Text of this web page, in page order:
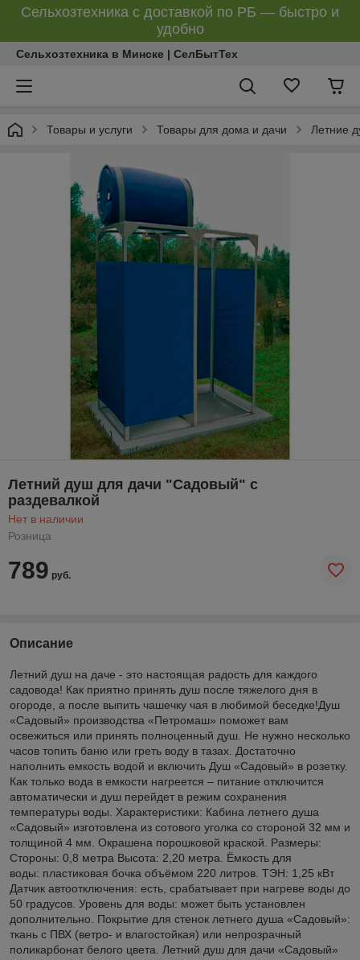
Сельхозтехника с доставкой по РБ — быстро и
удобно
Сельхозтехника в Минске | СелБытТех
Товары и услуги Товары для дома и дачи Летние
Летний душ для дачи "Садовый" с
раздевалкой
Нет в наличии
Розница
789 руб.
Описание
Летний душ на даче - это настоящая радость для каждого
садовода! Как приятно принять душ после тяжелого дня в
огороде, а после выпить чашечку чая в любимой беседке!Душ
«Садовый» производства «Петромаш» поможет вам
освежиться или принять полноценный душ. Не нужно несколько
часов топить баню или греть воду в тазах. Достаточно
наполнить емкость водой и включить Душ «Садовый» в розетку.
Как только вода в емкости нагреется – питание отключится
автоматически и душ перейдет в режим сохранения
температуры воды. Характеристики: Кабина летнего душа
«Садовый» изготовлена из сотового уголка со стороной 32 мм и
толщиной 4 мм. Окрашена порошковой краской. Размеры:
Стороны: 0,8 метра Высота: 2,20 метра. Ёмкость для
воды: пластиковая бочка объёмом 220 литров. ТЭН: 1,25 кВт
Датчик автоотключения: есть, срабатывает при нагреве воды до
50 градусов. Уровень для воды: может быть установлен
дополнительно. Покрытие для стенок летнего душа «Садовый»:
ткань с ПВХ (ветро- и влагостойкая) или непрозрачный
поликарбонат белого цвета. Летний душ для дачи «Садовый»